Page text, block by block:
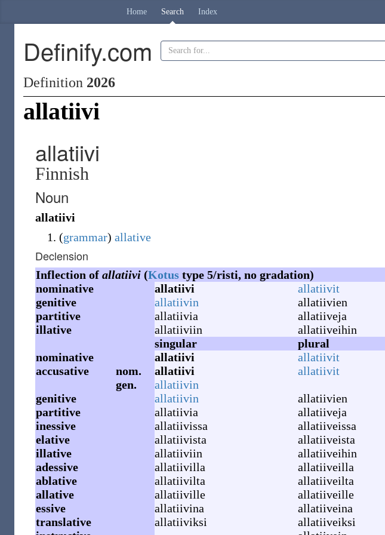
Home Search Index
Definify.com
Definition 2026
allatiivi
allatiivi
Finnish
Noun
allatiivi
(grammar) allative
Declension
Inflection of allatiivi (Kotus type 5/risti, no gradation)
nominative
allatiivi
allatiivit
genitive
allatiivin
allatiivien
partitive
allatiivia
allatiiveja
illative
allatiiviin
allatiiveihin
singular
plural
nominative
allatiivi
allatiivit
accusative
nom. allatiivi
allatiivit
gen.
allatiivin
genitive
allatiivin
allatiivien
partitive
allatiivia
allatiiveja
inessive
allatiivissa
allatiiveissa
elative
allatiivista
allatiiveista
illative
allatiiviin
allatiiveihin
adessive
allatiivilla
allatiiveilla
ablative
allatiivilta
allatiiveilta
allative
allatiiville
allatiiveille
essive
allatiivina
allatiiveina
translative
allatiiviksi
allatiiveiksi